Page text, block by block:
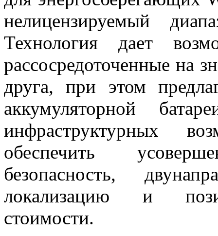
нелицензируемый
Технология дает
рассосредоточенные на
друга, при этом
аккумуляторной
инфраструктурных
обеспечить
безопасность,
локализацию и
стоимости.